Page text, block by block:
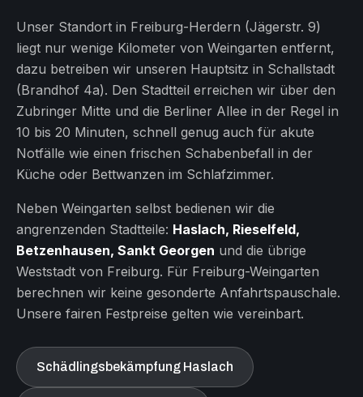
Unser Standort in Freiburg-Herdern (Jägerstr. 9)
liegt nur wenige Kilometer von Weingarten entfernt,
dazu betreiben wir unseren Hauptsitz in Schallstadt
(Brandhof 4a). Den Stadtteil erreichen wir über den
Zubringer Mitte und die Berliner Allee in der Regel in
10 bis 20 Minuten, schnell genug auch für akute
Notfälle wie einen frischen Schabenbefall in der
Küche oder Bettwanzen im Schlafzimmer.
Neben Weingarten selbst bedienen wir die
angrenzenden Stadtteile: Haslach, Rieselfeld,
Betzenhausen, Sankt Georgen und die übrige
Weststadt von Freiburg. Für Freiburg-Weingarten
berechnen wir keine gesonderte Anfahrtspauschale.
Unsere fairen Festpreise gelten wie vereinbart.
Schädlingsbekämpfung Haslach